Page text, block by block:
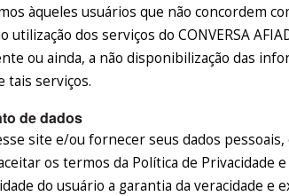
àqueles usuários que não concordem
utilização dos serviços do CONVERSA
ou ainda, a não disponibilização das
tais serviços.
de dados
site e/ou fornecer seus dados
os termos da Política de Privacidade
do usuário a garantia da veracidade e